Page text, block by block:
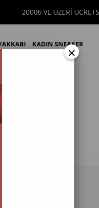
2000₺ VE ÜZERİ ÜCRETSİZ
KADIN SNEAKER
Ayakkabı
×